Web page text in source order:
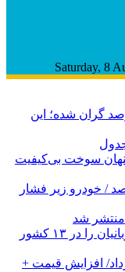
همتی درباره دلار/ دلار ۱۶ درصد گران شده؛ این
پنهان سوخت بی‌کیفیت
ریخت، ۲۰۷ فقط ۲.۹ درصد / خودرو زیر فشار
جاسوس‌افزار چینی «لایت‌اسپای»، قربانیان را در ۱۳ کشور
18عیار امروز شنبه 17مرداد/ افزایش قیمت +